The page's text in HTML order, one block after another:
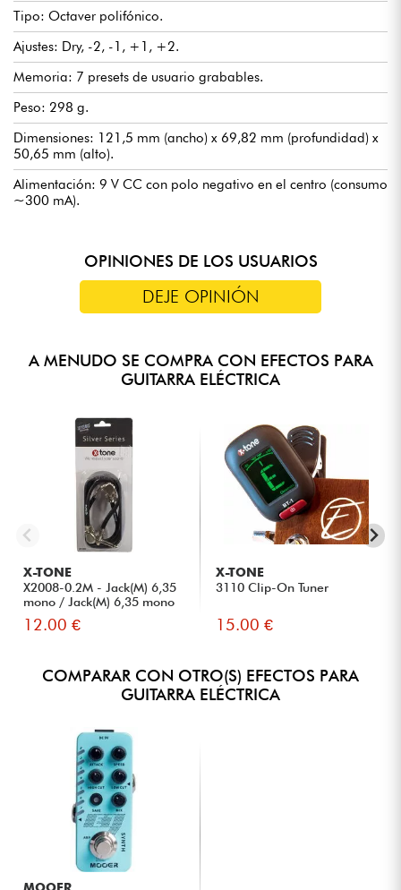
Tipo: Octaver polifónico.
Ajustes: Dry, -2, -1, +1, +2.
Memoria: 7 presets de usuario grabables.
Peso: 298 g.
Dimensiones: 121,5 mm (ancho) x 69,82 mm (profundidad) x
50,65 mm (alto).
Alimentación: 9 V CC con polo negativo en el centro (consumo
~300 mA).
OPINIONES DE LOS USUARIOS
DEJE OPINIÓN
A MENUDO SE COMPRA CON EFECTOS PARA
GUITARRA ELÉCTRICA
X-TONE
X2008-0.2M - Jack(M) 6,35
mono / Jack(M) 6,35 mono
12.00 €
X-TONE
3110 Clip-On Tuner
15.00 €
COMPARAR CON OTRO(S) EFECTOS PARA
GUITARRA ELÉCTRICA